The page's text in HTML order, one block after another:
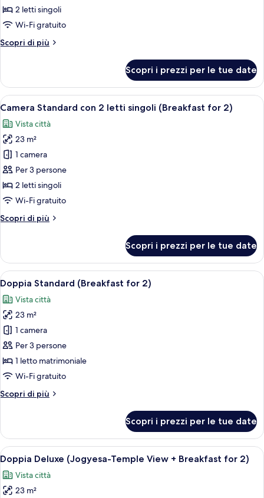
Deluxe
con
letti
-
Temple
View)
2 letti singoli
Wi-Fi gratuito
Scopri di più
Altri
Deluxe
con
2
singoli
(Jogyesa
Temple
View)
Scopri i prezzi per le tue date
Apri
tutte
le
foto
per
Camera
Standard
con
letti
for
2)
Una cucina moderna con uno chef
7
Camera Standard con 2 letti singoli (Breakfast for 2)
Vista città
23 m²
1 camera
Per 3 persone
2 letti singoli
Wi-Fi gratuito
Scopri di più
Altri
Standard
con
2
letti
singoli
(Breakfast
for
2)
Scopri i prezzi per le tue date
Apri
tutte
le
foto
per
Doppia
Standard
(Breakfast
2)
Una cucina moderna con uno chef
8
Doppia Standard (Breakfast for 2)
Vista città
23 m²
1 camera
Per 3 persone
1 letto matrimoniale
Wi-Fi gratuito
Scopri di più
Altri
Standard
(Breakfast
for
Scopri i prezzi per le tue date
Apri
tutte
le
foto
Una cucina moderna con uno chef
7
Doppia Deluxe (Jogyesa-Temple View + Breakfast for 2)
Vista città
23 m²